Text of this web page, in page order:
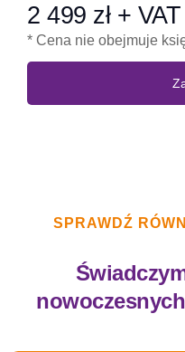
2 499 zł + VAT
* Cena nie obejmuje
SPRAWDŹ